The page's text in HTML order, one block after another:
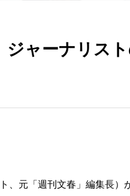
ジャーナリス
、元「週刊文春」編集長）